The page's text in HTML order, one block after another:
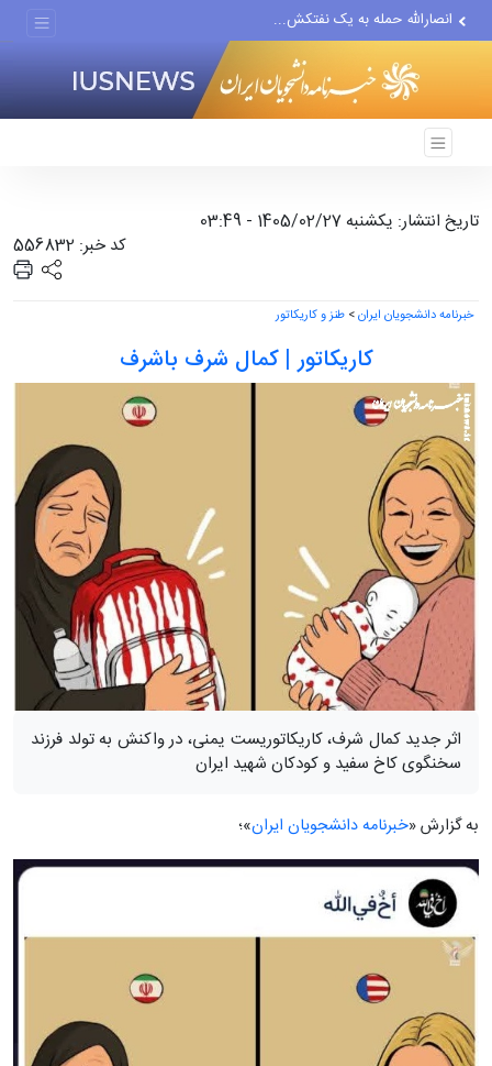
انصارالله حمله به یک نفتکش...
حادثه امنیتی دریایی در جنوب...
لفاظی جدید نتانیاهو علیه ایران
تاریخ انتشار: یکشنبه 1405/02/27 - 03:49
کد خبر: 556832
خبرنامه دانشجویان ایران> طنز و کاریکاتور
کاریکاتور | کمال شرف باشرف
اثر جدید کمال شرف، کاریکاتوریست یمنی، در واکنش به تولد فرزند
سخنگوی کاخ سفید و کودکان شهید ایران
به گزارش «خبرنامه دانشجویان ایران»؛